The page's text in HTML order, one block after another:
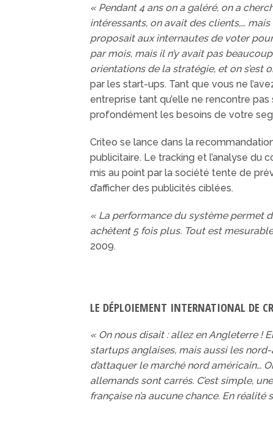
« Pendant 4 ans on a galéré, on a
intéressants, on avait des clients,…
proposait aux internautes de voter
par mois, mais il n’y avait pas
orientations de la stratégie, et on
par les start-ups. Tant que vous ne
entreprise tant qu’elle ne rencontre
profondément les besoins de votre
Criteo se lance dans la
publicitaire. Le tracking et l’analyse du
mis au point par la société tente de
d’afficher des publicités ciblées.
« La performance du système permet
achètent 5 fois plus. Tout est
2009.
LE DÉPLOIEMENT INTERNATIONAL DE
« On nous disait : allez en Angleterre !
startups anglaises, mais aussi les
d’attaquer le marché nord américain…
allemands sont carrés. C’est simple,
française n’a aucune chance. En